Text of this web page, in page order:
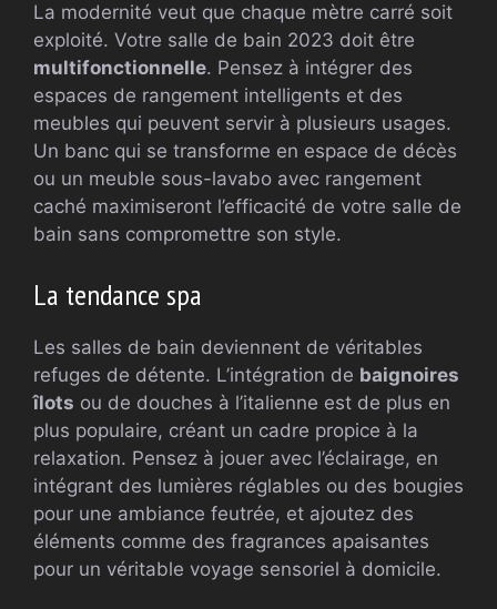
La modernité veut que chaque mètre carré soit
exploité. Votre salle de bain 2023 doit être
multifonctionnelle. Pensez à intégrer des
espaces de rangement intelligents et des
meubles qui peuvent servir à plusieurs usages.
Un banc qui se transforme en espace de décès
ou un meuble sous-lavabo avec rangement
caché maximiseront l’efficacité de votre salle de
bain sans compromettre son style.
La tendance spa
Les salles de bain deviennent de véritables
refuges de détente. L’intégration de baignoires
îlots ou de douches à l’italienne est de plus en
plus populaire, créant un cadre propice à la
relaxation. Pensez à jouer avec l’éclairage, en
intégrant des lumières réglables ou des bougies
pour une ambiance feutrée, et ajoutez des
éléments comme des fragrances apaisantes
pour un véritable voyage sensoriel à domicile.